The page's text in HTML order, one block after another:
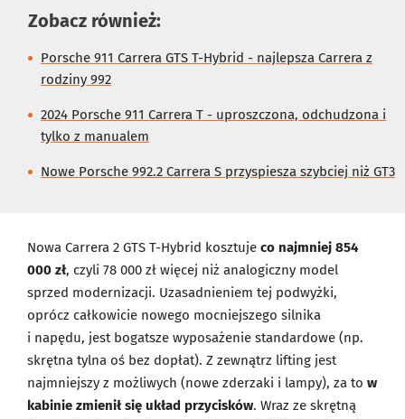
Zobacz również:
Porsche 911 Carrera GTS T-Hybrid - najlepsza Carrera z
rodziny 992
2024 Porsche 911 Carrera T - uproszczona, odchudzona i
tylko z manualem
Nowe Porsche 992.2 Carrera S przyspiesza szybciej niż GT3
Nowa Carrera 2 GTS T-Hybrid kosztuje co najmniej 854
000 zł, czyli 78 000 zł więcej niż analogiczny model
sprzed modernizacji. Uzasadnieniem tej podwyżki,
oprócz całkowicie nowego mocniejszego silnika
i napędu, jest bogatsze wyposażenie standardowe (np.
skrętna tylna oś bez dopłat). Z zewnątrz lifting jest
najmniejszy z możliwych (nowe zderzaki i lampy), za to w
kabinie zmienił się układ przycisków. Wraz ze skrętną